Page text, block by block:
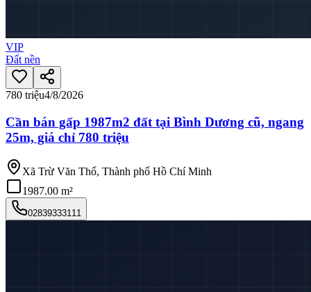
VIP
Đất nền
780 triệu4/8/2026
Cần bán gấp 1987m2 đất tại Bình Dương cũ, ngang
25m, giá chỉ 780 triệu
Xã Trừ Văn Thố, Thành phố Hồ Chí Minh
1987.00 m²
02839333111